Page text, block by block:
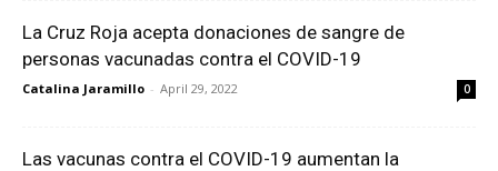
La Cruz Roja acepta donaciones de sangre de
personas vacunadas contra el COVID-19
Catalina Jaramillo - April 29, 2022 0
Las vacunas contra el COVID-19 aumentan la